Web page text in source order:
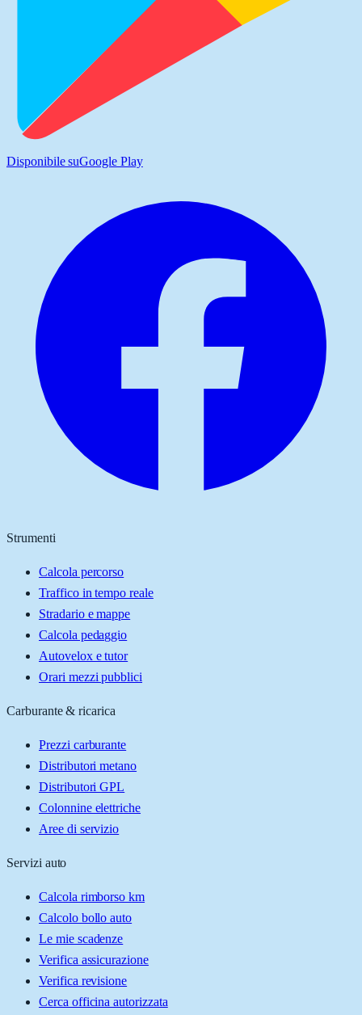
Disponibile suGoogle Play
Strumenti
Calcola percorso
Traffico in tempo reale
Stradario e mappe
Calcola pedaggio
Autovelox e tutor
Orari mezzi pubblici
Carburante & ricarica
Prezzi carburante
Distributori metano
Distributori GPL
Colonnine elettriche
Aree di servizio
Servizi auto
Calcola rimborso km
Calcolo bollo auto
Le mie scadenze
Verifica assicurazione
Verifica revisione
Cerca officina autorizzata